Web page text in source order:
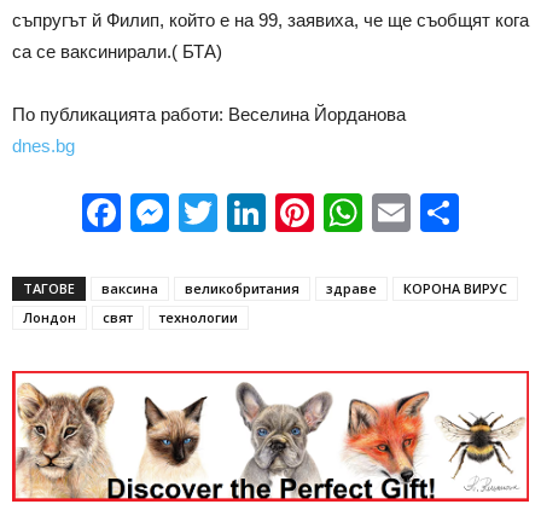
съпругът й Филип, който е на 99, заявиха, че ще съобщят кога
са се ваксинирали.( БТА)
По публикацията работи: Веселина Йорданова
dnes.bg
Facebook
Messenger
Twitter
LinkedIn
Pinterest
WhatsApp
Email
ТАГОВЕ ваксина великобритания здраве
КОРОНА ВИРУС
Лондон
свят технологии